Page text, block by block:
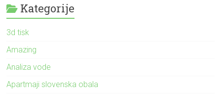
Kategorije
3d tisk
Amazing
Analiza vode
Apartmaji slovenska obala